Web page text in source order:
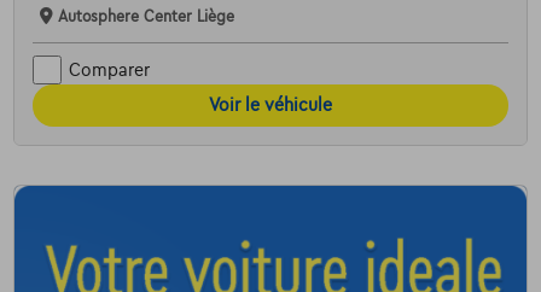
Autosphere Center Liège
Comparer
Voir le véhicule